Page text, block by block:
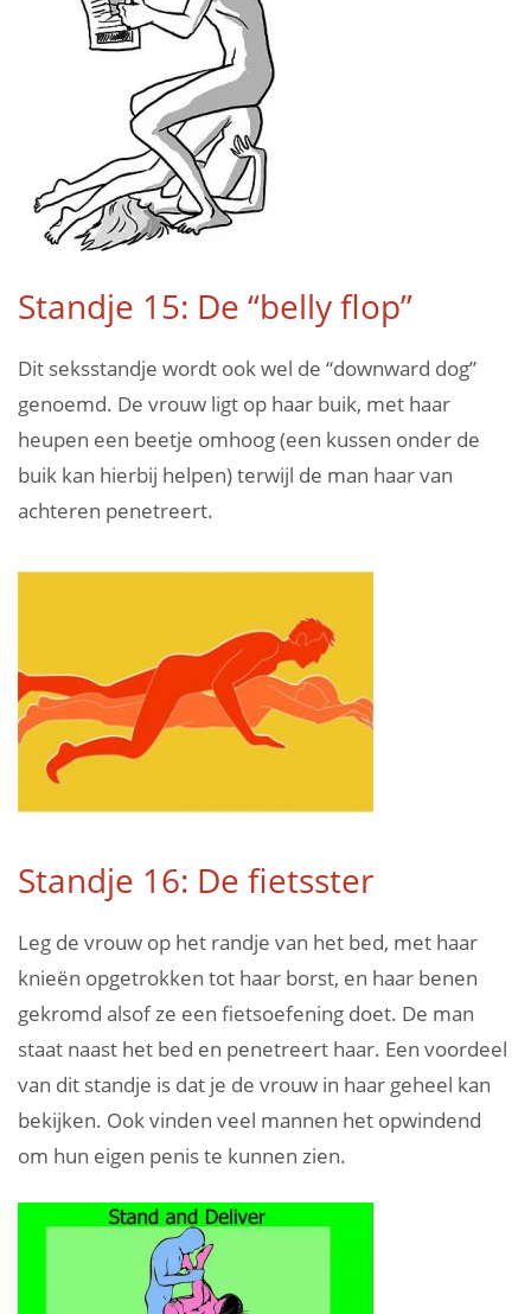
Standje 15: De “belly flop”
Dit seksstandje wordt ook wel de “downward dog”
genoemd. De vrouw ligt op haar buik, met haar
heupen een beetje omhoog (een kussen onder de
buik kan hierbij helpen) terwijl de man haar van
achteren penetreert.
Standje 16: De fietsster
Leg de vrouw op het randje van het bed, met haar
knieën opgetrokken tot haar borst, en haar benen
gekromd alsof ze een fietsoefening doet. De man
staat naast het bed en penetreert haar. Een voordeel
van dit standje is dat je de vrouw in haar geheel kan
bekijken. Ook vinden veel mannen het opwindend
om hun eigen penis te kunnen zien.